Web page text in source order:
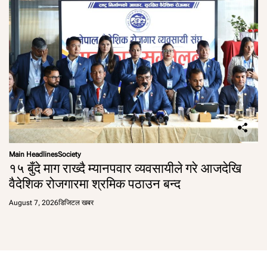
Main HeadlinesSociety
१५ बुँदे माग राख्दै म्यानपवार व्यवसायीले गरे आजदेखि
वैदेशिक रोजगारमा श्रमिक पठाउन बन्द
August 7, 2026डिजिटल खबर